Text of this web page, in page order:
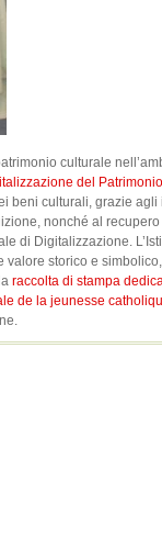
culturale
del
beni culturali, grazie
nonché al
di Digitalizzazione.
storico e
raccolta di stampa
de la jeunesse